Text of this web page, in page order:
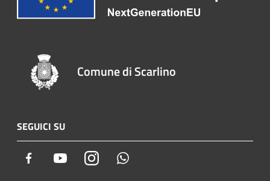
Comune di Scarlino
SEGUICI SU
Facebook YoutubeInstagram